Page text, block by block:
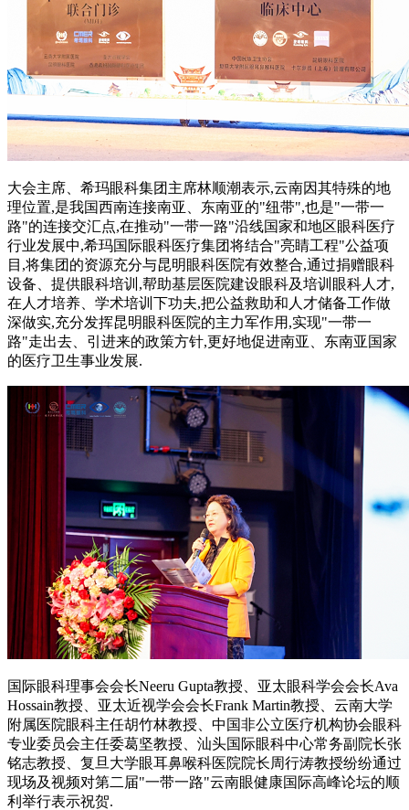
大会主席、希玛眼科集团主席林顺潮表示,云南因其特殊的地
理位置,是我国西南连接南亚、东南亚的"纽带",也是"一带一
路"的连接交汇点,在推动"一带一路"沿线国家和地区眼科医疗
行业发展中,希玛国际眼科医疗集团将结合"亮睛工程"公益项
目,将集团的资源充分与昆明眼科医院有效整合,通过捐赠眼科
设备、提供眼科培训,帮助基层医院建设眼科及培训眼科人才,
在人才培养、学术培训下功夫,把公益救助和人才储备工作做
深做实,充分发挥昆明眼科医院的主力军作用,实现"一带一
路"走出去、引进来的政策方针,更好地促进南亚、东南亚国家
的医疗卫生事业发展.
国际眼科理事会会长Neeru Gupta教授、亚太眼科学会会长Ava
Hossain教授、亚太近视学会会长Frank Martin教授、云南大学
附属医院眼科主任胡竹林教授、中国非公立医疗机构协会眼科
专业委员会主任委葛坚教授、汕头国际眼科中心常务副院长张
铭志教授、复旦大学眼耳鼻喉科医院院长周行涛教授纷纷通过
现场及视频对第二届"一带一路"云南眼健康国际高峰论坛的顺
利举行表示祝贺.